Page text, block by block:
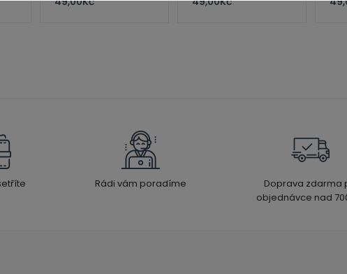
Rádi vám poradíme
Doprava zdarma
objednávce nad